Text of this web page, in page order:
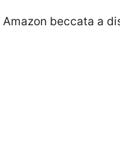
Amazon beccata a